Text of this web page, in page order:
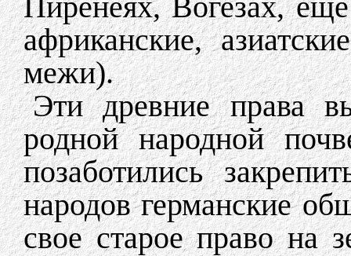
африканские,
межи).
Эти древние права
родной народной
позаботились
народов германские
свое старое право на